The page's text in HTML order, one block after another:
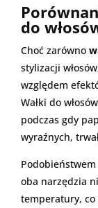
do
Choć zarówno
stylizacji
względem
Wałki do
podczas gdy
wyraźnych,
oba narzędzia
temperatury, co